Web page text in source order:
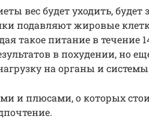
вес будет уходить, будет
подавляют жировые
такое питание в течение
в похудении, но
на органы и
и плюсами, о которых